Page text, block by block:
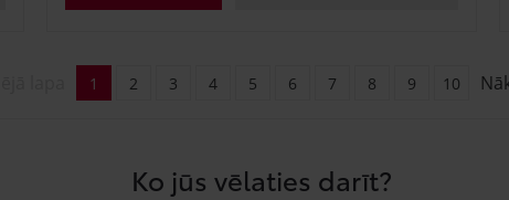
1 2 3 4 5 6 7 8 9 10
Ko jūs vēlaties darīt?